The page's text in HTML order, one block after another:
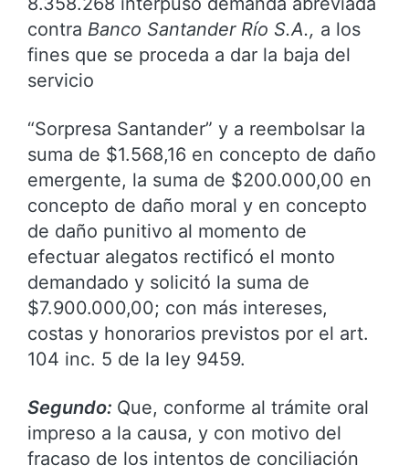
contra Banco Santander Río S.A., a los
fines que se proceda a dar la baja del
servicio
“Sorpresa Santander” y a reembolsar la
suma de $1.568,16 en concepto de daño
emergente, la suma de $200.000,00 en
concepto de daño moral y en concepto
de daño punitivo al momento de
efectuar alegatos rectificó el monto
demandado y solicitó la suma de
$7.900.000,00; con más intereses,
costas y honorarios previstos por el art.
104 inc. 5 de la ley 9459.
Segundo: Que, conforme al trámite oral
impreso a la causa, y con motivo del
fracaso de los intentos de conciliación